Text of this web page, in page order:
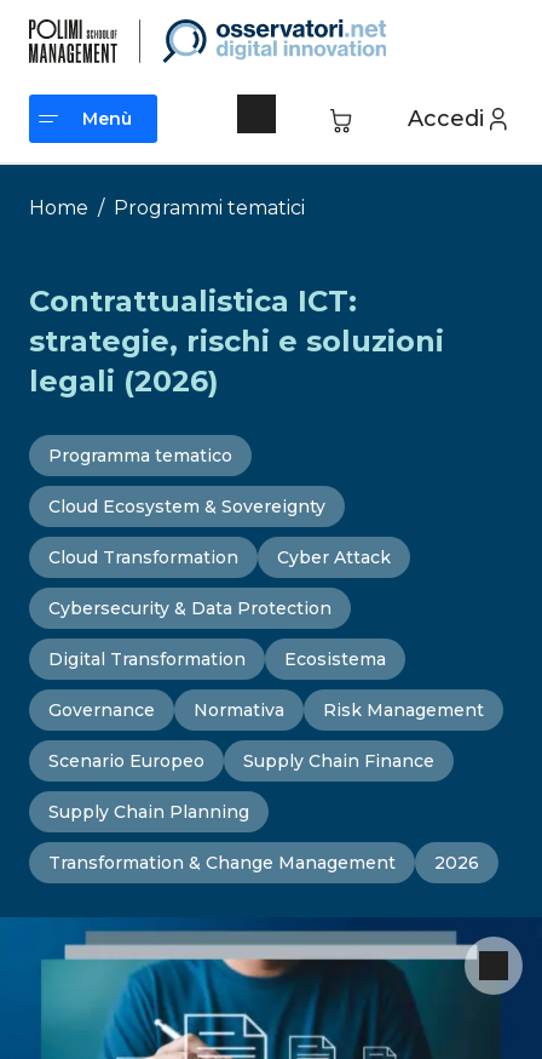
contenuto
Accedi
Menù
Menù
Home / Programmi tematici
Contrattualistica ICT:
strategie, rischi e soluzioni
legali (2026)
Programma tematico
Cloud Ecosystem & Sovereignty
Cloud Transformation Cyber Attack
Cybersecurity & Data Protection
Digital Transformation Ecosistema
Governance Normativa Risk Management
Scenario Europeo Supply Chain Finance
Supply Chain Planning
Transformation & Change Management 2026